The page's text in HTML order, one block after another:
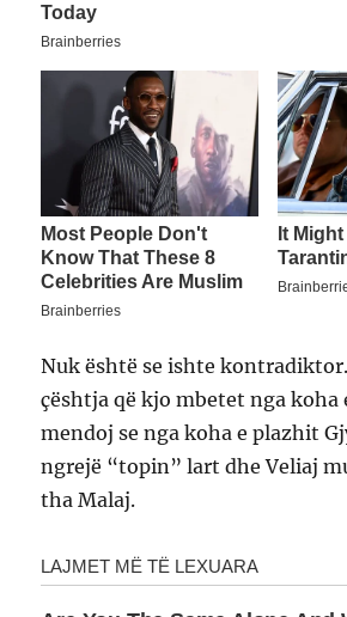
Nuk është se ishte
çështja që kjo mbetet nga koha
mendoj se nga koha e plazhit
ngrejë “topin” lart dhe Veliaj
tha Malaj.